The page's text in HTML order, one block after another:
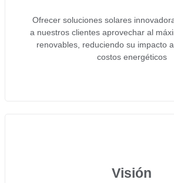
Ofrecer soluciones solares
a nuestros clientes aprovechar al
renovables, reduciendo su impacto
costos energéticos
Visión